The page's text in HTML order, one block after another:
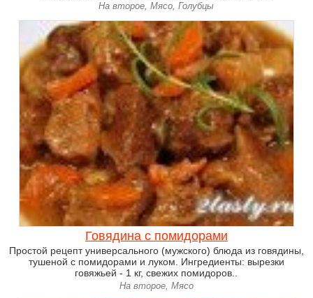
На второе, Мясо, Голубцы
Говядина с помидорами
Простой рецепт универсального (мужского) блюда из говядины,
тушеной с помидорами и луком. Ингредиенты: вырезки
говяжьей - 1 кг, свежих помидоров..
На второе, Мясо